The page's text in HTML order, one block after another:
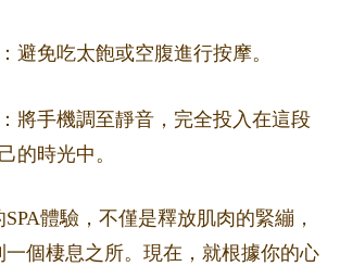
：避免吃太飽或空腹進行按摩。
：將手機調至靜音，完全投入在這段
的時光中。
體驗，不僅是釋放肌肉的緊繃，
一個棲息之所。現在，就根據你的心